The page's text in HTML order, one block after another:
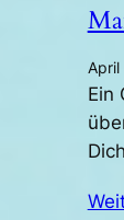
April
Ein